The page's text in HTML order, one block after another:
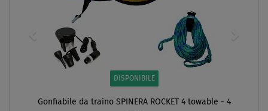
DISPONIBILE
Gonfiabile da traino SPINERA ROCKET 4 towable - 4